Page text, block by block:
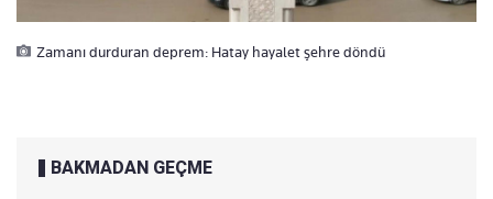
Zamanı durduran deprem: Hatay hayalet şehre döndü
BAKMADAN GEÇME